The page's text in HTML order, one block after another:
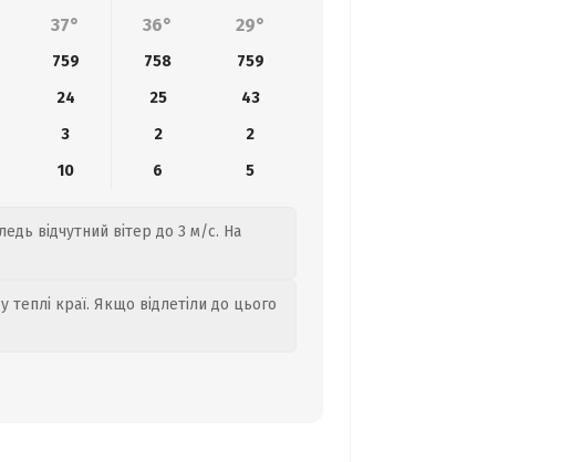
37° 36° 29°
759 758
759
24 25
43
3 2
2
10 6 5
відчутний вітер до 3 м/с. На
теплі краї. Якщо відлетіли до цього